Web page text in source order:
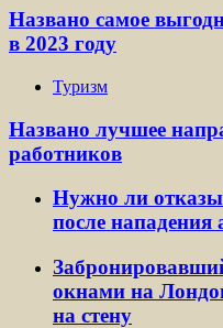
Названо самое
в 2023 году
Туризм
Названо лучшее
работников
Нужно ли
после
окнами на
на стену